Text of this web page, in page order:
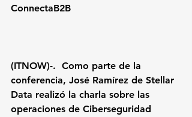
ConnectaB2B
(ITNOW)-.  Como parte de la
conferencia, José Ramírez de Stellar
Data realizó la charla sobre las
operaciones de Ciberseguridad